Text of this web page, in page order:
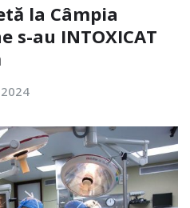
la Câmpia
s-au INTOXICAT